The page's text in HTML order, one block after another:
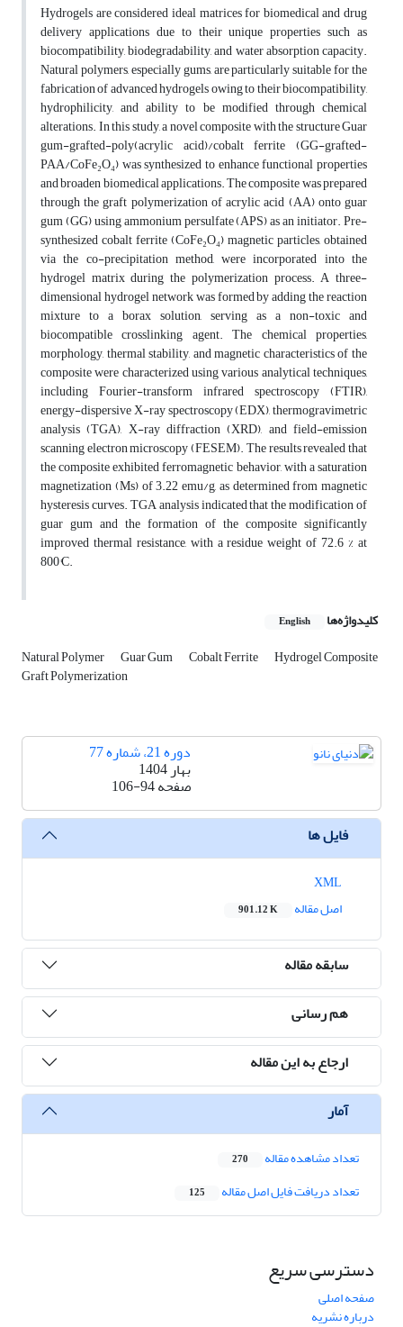
Hydrogels are considered ideal matrices for biomedical and drug
delivery applications due to their unique properties such as
biocompatibility, biodegradability, and water absorption capacity.
Natural polymers, especially gums, are particularly suitable for the
fabrication of advanced hydrogels owing to their biocompatibility,
hydrophilicity, and ability to be modified through chemical
alterations. In this study, a novel composite with the structure Guar
gum-grafted-poly(acrylic acid)/cobalt ferrite (GG-grafted-
PAA/CoFe₂O₄) was synthesized to enhance functional properties
and broaden biomedical applications. The composite was prepared
through the graft polymerization of acrylic acid (AA) onto guar
gum (GG) using ammonium persulfate (APS) as an initiator. Pre-
synthesized cobalt ferrite (CoFe₂O₄) magnetic particles, obtained
via the co-precipitation method, were incorporated into the
hydrogel matrix during the polymerization process. A three-
dimensional hydrogel network was formed by adding the reaction
mixture to a borax solution, serving as a non-toxic and
biocompatible crosslinking agent. The chemical properties,
morphology, thermal stability, and magnetic characteristics of the
composite were characterized using various analytical techniques,
including Fourier-transform infrared spectroscopy (FTIR),
energy-dispersive X-ray spectroscopy (EDX), thermogravimetric
analysis (TGA), X-ray diffraction (XRD), and field-emission
scanning electron microscopy (FESEM). The results revealed that
the composite exhibited ferromagnetic behavior, with a saturation
magnetization (Ms) of 3.22 emu/g, as determined from magnetic
hysteresis curves. TGA analysis indicated that the modification of
guar gum and the formation of the composite significantly
improved thermal resistance, with a residue weight of 72.6 % at
800°C.
کلیدواژه‌ها English
Natural Polymer Guar Gum Cobalt Ferrite Hydrogel Composite
Graft Polymerization
دوره 21، شماره 77
بهار 1404
صفحه106-94
فایل ها
اصل مقاله
901.12 K
سابقه مقاله
هم رسانی
ارجاع به این مقاله
آمار
تعداد مشاهده مقاله 270
تعداد دریافت فایل اصل مقاله 125
دسترسی سریع
صفحه اصلی
درباره نشریه